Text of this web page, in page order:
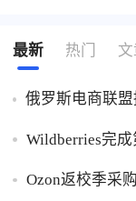
最新 热门
俄罗斯电商联
Wildberries完
Ozon返校季采